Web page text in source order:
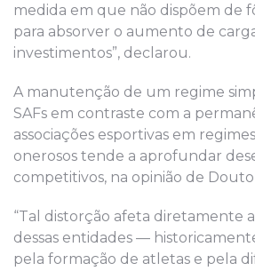
medida em que não dispõem de
para absorver o aumento de
investimentos”, declarou.
A manutenção de um regime
SAFs em contraste com a
associações esportivas em
onerosos tende a aprofundar
competitivos, na opinião de
“Tal distorção afeta diretamente
dessas entidades —
pela formação de atletas e pela